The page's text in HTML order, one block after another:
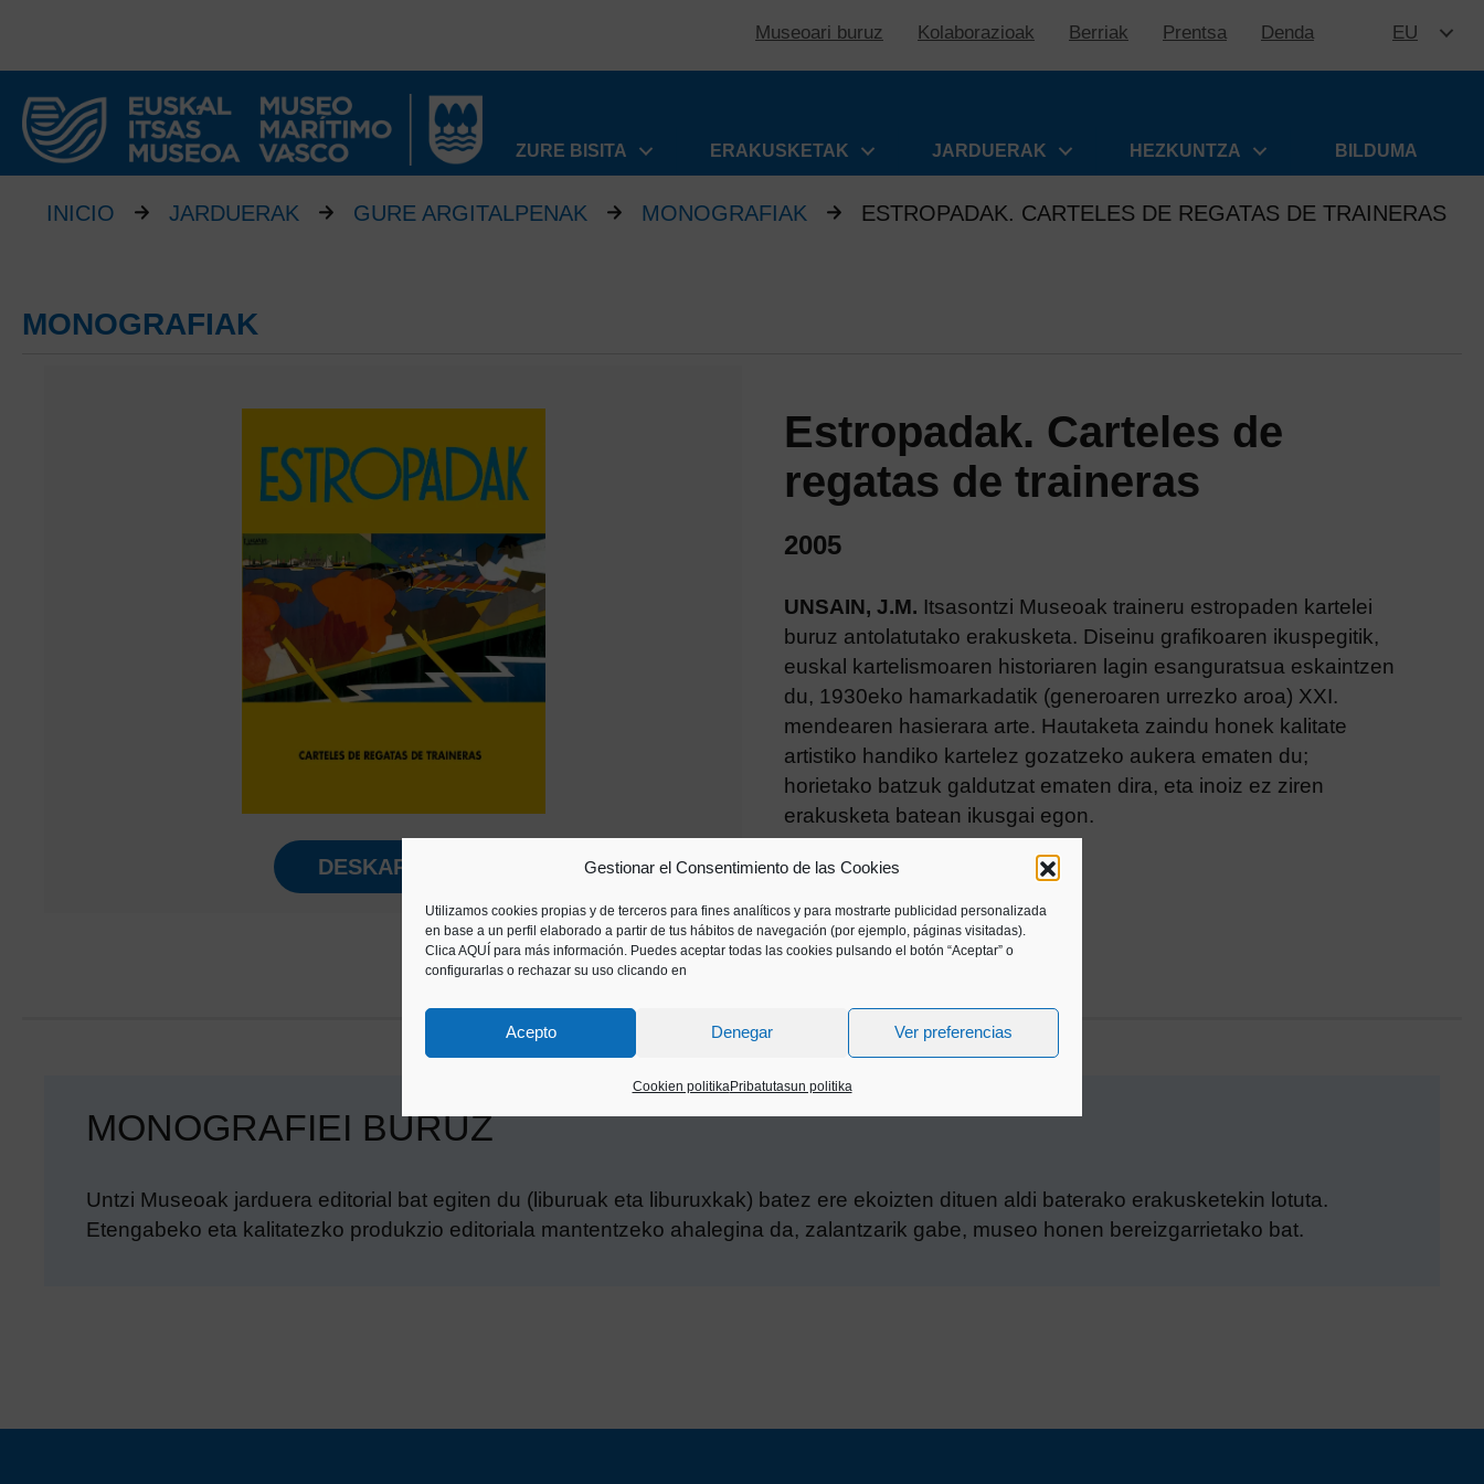
Gestionar el Consentimiento de las Cookies
Utilizamos cookies propias y de terceros para fines analíticos y para mostrarte publicidad personalizada
en base a un perfil elaborado a partir de tus hábitos de navegación (por ejemplo, páginas visitadas).
Clica AQUÍ para más información. Puedes aceptar todas las cookies pulsando el botón “Aceptar” o
configurarlas o rechazar su uso clicando en
Acepto Denegar Ver preferencias
Cookien politikaPribatutasun politika
Museoari buruz Kolaborazioak Berriak Prentsa Denda EU
ZURE BISITA
ERAKUSKETAK JARDUERAK HEZKUNTZA BILDUMA
INICIO JARDUERAK GURE ARGITALPENAK MONOGRAFIAK ESTROPADAK. CARTELES DE REGATAS DE TRAINERAS
MONOGRAFIAK
DESKARGATU
Estropadak. Carteles de
regatas de traineras
2005
UNSAIN, J.M. Itsasontzi Museoak traineru estropaden kartelei
buruz antolatutako erakusketa. Diseinu grafikoaren ikuspegitik,
euskal kartelismoaren historiaren lagin esanguratsua eskaintzen
du, 1930eko hamarkadatik (generoaren urrezko aroa) XXI.
mendearen hasierara arte. Hautaketa zaindu honek kalitate
artistiko handiko kartelez gozatzeko aukera ematen du;
horietako batzuk galdutzat ematen dira, eta inoiz ez ziren
erakusketa batean ikusgai egon.
MONOGRAFIEI BURUZ
Untzi Museoak jarduera editorial bat egiten du (liburuak eta liburuxkak) batez ere ekoizten dituen aldi baterako erakusketekin lotuta.
Etengabeko eta kalitatezko produkzio editoriala mantentzeko ahalegina da, zalantzarik gabe, museo honen bereizgarrietako bat.